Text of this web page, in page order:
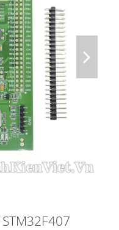
STM32F407